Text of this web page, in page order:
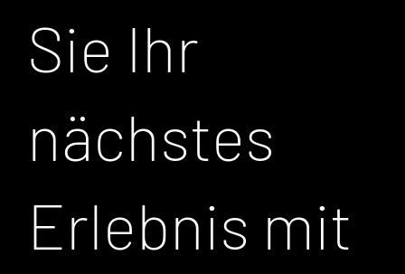
Sie Ihr
nächstes
Erlebnis mit